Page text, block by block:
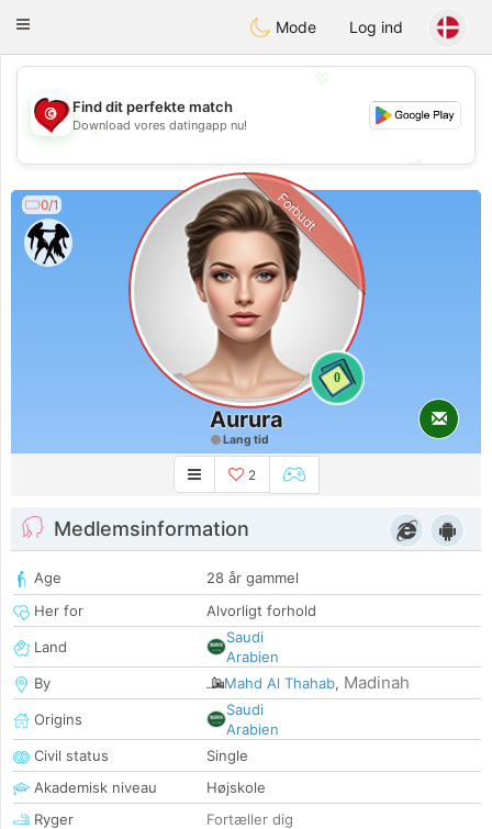
Tunisia Dating
Toggle
Mode Log ind
💖
💕
💕
Find dit perfekte match
Download vores datingapp nu!
0/1
0
Forbudt
Aurura
Lang tid
2
Medlemsinformation
Age
28 år gammel
Her for
Alvorligt forhold
Land
Saudi
Arabien
By
Mahd Al Thahab, Madinah
Origins
Saudi
Arabien
Civil status
Single
Akademisk niveau
Højskole
Ryger
Fortæller dig